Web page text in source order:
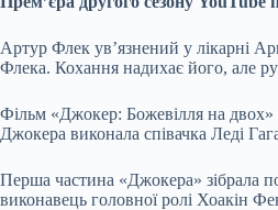
Артур Флек ув’язнений у лікарні
Флека. Кохання надихає його, але
Фільм «Джокер: Божевілля на двох»
Джокера виконала співачка Леді
Перша частина «Джокера» зібрала
виконавець головної ролі Хоакін